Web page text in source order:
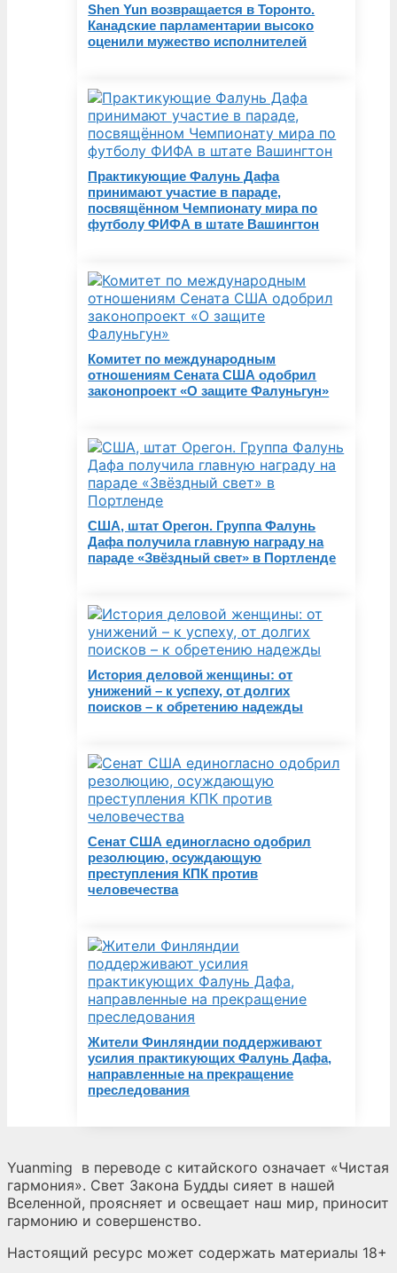
Shen Yun возвращается в Торонто.
Канадские парламентарии высоко
оценили мужество исполнителей
Практикующие Фалунь Дафа
принимают участие в параде,
посвящённом Чемпионату мира по
футболу ФИФА в штате Вашингтон
Комитет по международным
отношениям Сената США одобрил
законопроект «О защите Фалуньгун»
США, штат Орегон. Группа Фалунь
Дафа получила главную награду на
параде «Звёздный свет» в Портленде
История деловой женщины: от
унижений – к успеху, от долгих
поисков – к обретению надежды
Сенат США единогласно одобрил
резолюцию, осуждающую
преступления КПК против
человечества
Жители Финляндии поддерживают
усилия практикующих Фалунь Дафа,
направленные на прекращение
преследования
Yuanming в переводе с китайского означает «Чистая
гармония». Свет Закона Будды сияет в нашей
Вселенной, проясняет и освещает наш мир, приносит
гармонию и совершенство.
Настоящий ресурс может содержать материалы 18+